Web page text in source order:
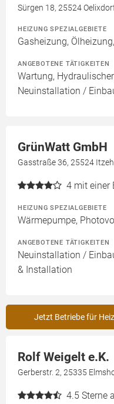
Sürgen 18, 25524
HEIZUNG SPEZIALGEBIETE
Gasheizung,
ANGEBOTENE TÄTIGKEITEN
Wartung,
Neuinstallation /
GrünWatt GmbH
Gasstraße 36, 25524
4 mit einer
HEIZUNG SPEZIALGEBIETE
Wärmepumpe,
ANGEBOTENE TÄTIGKEITEN
Neuinstallation /
& Installation
Jetzt Betriebe für
Rolf Weigelt e.K.
Gerberstr. 2, 25335
4.5 Sterne